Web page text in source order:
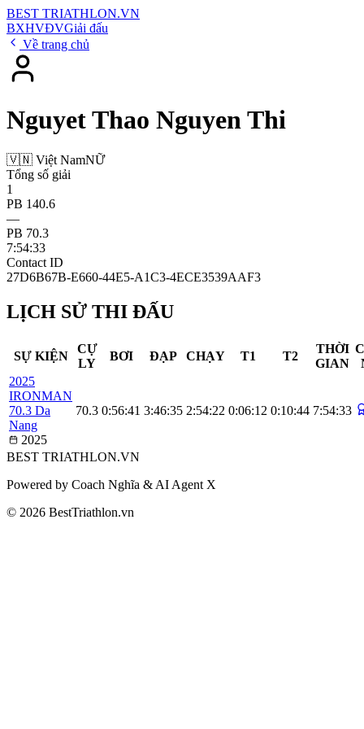
BEST TRIATHLON.VN
BXHVĐVGiải đấu
Về trang chủ
Nguyet Thao Nguyen Thi
🇻🇳 Việt NamNỮ
Tổng số giải
1
PB 140.6
—
PB 70.3
7:54:33
Contact ID
27D6B67B-E660-44E5-A1C3-4ECE3539AAF3
LỊCH SỬ THI ĐẤU
SỰ KIỆN
CỰ
LY
BƠI ĐẠP CHẠY T1 T2
THỜI
GIAN
2025
IRONMAN
70.3 Da
Nang
2025
70.3 0:56:41 3:46:35 2:54:22 0:06:12 0:10:44 7:54:33
BEST TRIATHLON.VN
Powered by Coach Nghĩa & AI Agent X
© 2026 BestTriathlon.vn